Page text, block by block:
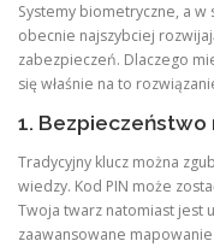
Systemy biometryczne, a
obecnie najszybciej
zabezpieczeń. Dlaczego
się właśnie na to
1.
Tradycyjny klucz można
wiedzy. Kod PIN może
Twoja twarz natomiast jest
zaawansowane